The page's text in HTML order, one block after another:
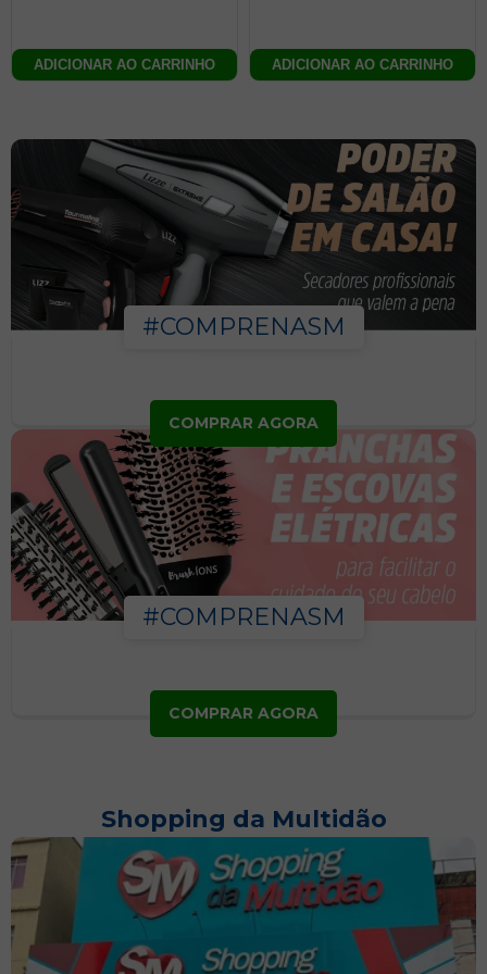
ADICIONAR AO CARRINHO ADICIONAR AO CARRINHO
#COMPRENASM
COMPRAR AGORA
#COMPRENASM
COMPRAR AGORA
Shopping da Multidão